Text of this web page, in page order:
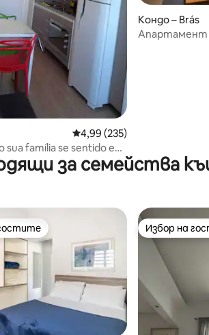
отзива
Средна оценка: 4,99 от 5,
4,99 (235)
família se sentido em
Кондо – Brás
Апартамент
за семейства
избор на гостите Избор на
Избор на